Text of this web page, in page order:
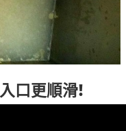
口更順滑!